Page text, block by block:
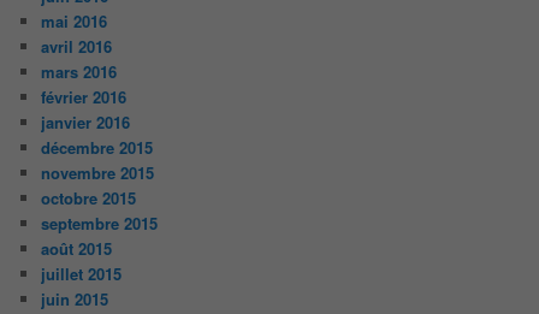
mai 2016
avril 2016
mars 2016
février 2016
janvier 2016
décembre 2015
novembre 2015
octobre 2015
septembre 2015
août 2015
juillet 2015
juin 2015